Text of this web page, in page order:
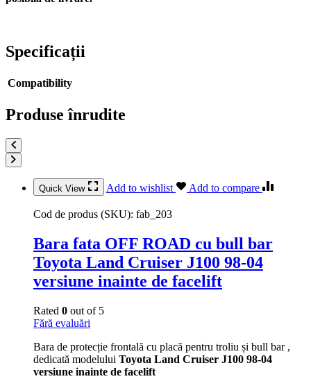
Specificații
Compatibility
Produse înrudite
Quick View Add to wishlist Add to compare
Cod de produs (SKU): fab_203
Bara fata OFF ROAD cu bull bar
Toyota Land Cruiser J100 98-04
versiune inainte de facelift
Rated 0 out of 5
Fără evaluări
Bara de protecție frontală cu placă pentru troliu și bull bar ,
dedicată modelului Toyota Land Cruiser J100 98-04
versiune inainte de facelift